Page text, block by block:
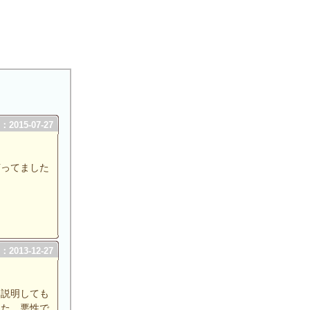
2015-07-27
てました
2013-12-27
明しても